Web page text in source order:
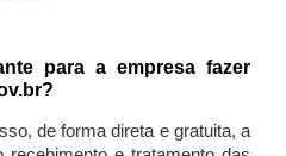
para a empresa fazer
de forma direta e gratuita, a